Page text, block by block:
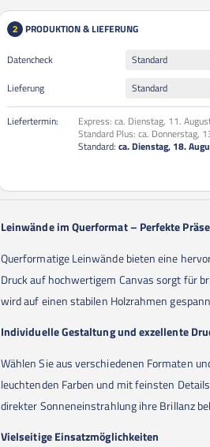
2 PRODUKTION & LIEFERUNG
Datencheck
Standard
Lieferung
Standard
Liefertermin: Express: ca. Dienstag, 11.
Standard Plus: ca. Donnerstag,
Standard: ca. Dienstag, 18.
Leinwände im Querformat – Perfekte
Querformatige Leinwände bieten eine
Druck auf hochwertigem Canvas sorgt für
wird auf einen stabilen Holzrahmen
Individuelle Gestaltung und exzellente
Wählen Sie aus verschiedenen Formaten
leuchtenden Farben und mit feinsten
direkter Sonneneinstrahlung ihre Brillanz
Vielseitige Einsatzmöglichkeiten